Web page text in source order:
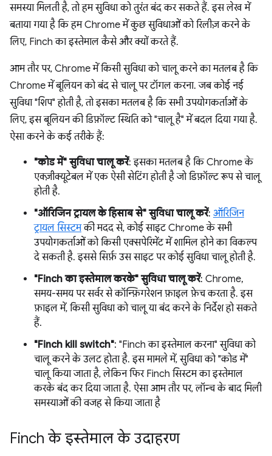
समस्या मिलती है, तो हम सुविधा को तुरंत बंद कर सकते हैं. इस लेख में
बताया गया है कि हम Chrome में कुछ सुविधाओं को रिलीज़ करने के
लिए, Finch का इस्तेमाल कैसे और क्यों करते हैं.
आम तौर पर, Chrome में किसी सुविधा को चालू करने का मतलब है कि
Chrome में बूलियन को बंद से चालू पर टॉगल करना. जब कोई नई
सुविधा "शिप" होती है, तो इसका मतलब है कि सभी उपयोगकर्ताओं के
लिए, इस बूलियन की डिफ़ॉल्ट स्थिति को "चालू है" में बदल दिया गया है.
ऐसा करने के कई तरीके हैं:
"कोड में" सुविधा चालू करें: इसका मतलब है कि Chrome के
एक्ज़ीक्यूटेबल में एक ऐसी सेटिंग होती है जो डिफ़ॉल्ट रूप से चालू
होती है.
"ऑरिजिन ट्रायल के हिसाब से" सुविधा चालू करें: ऑरिजिन
ट्रायल सिस्टमकी मदद से, कोई साइट Chrome के सभी
उपयोगकर्ताओं को किसी एक्सपेरिमेंट में शामिल होने का विकल्प
दे सकती है. इससे सिर्फ़ उस साइट पर कोई सुविधा चालू होती है.
"Finch का इस्तेमाल करके" सुविधा चालू करें: Chrome,
समय-समय पर सर्वर से कॉन्फ़िगरेशन फ़ाइल फ़ेच करता है. इस
फ़ाइल में, किसी सुविधा को चालू या बंद करने के निर्देश हो सकते
हैं.
"Finch kill switch": "Finch का इस्तेमाल करना" सुविधा को
चालू करने के उलट होता है. इस मामले में, सुविधा को "कोड में"
चालू किया जाता है, लेकिन फिर Finch सिस्टम का इस्तेमाल
करके बंद कर दिया जाता है. ऐसा आम तौर पर, लॉन्च के बाद मिली
समस्याओं की वजह से किया जाता है
Finch के इस्तेमाल के उदाहरण